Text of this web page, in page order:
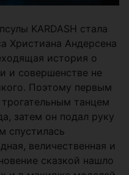
KARDASH стала
Христиана Андерсена
история о
и совершенстве не
Поэтому первым
танцем
затем он подал руку
спустилась
величественная и
сказкой нашло